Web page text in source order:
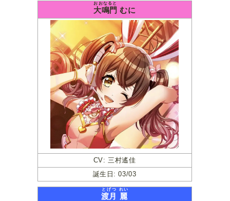
大鳴門
おおなると
むに
CV: 三村遙佳
誕生日: 03/03
渡月
とげつ
麗
れい